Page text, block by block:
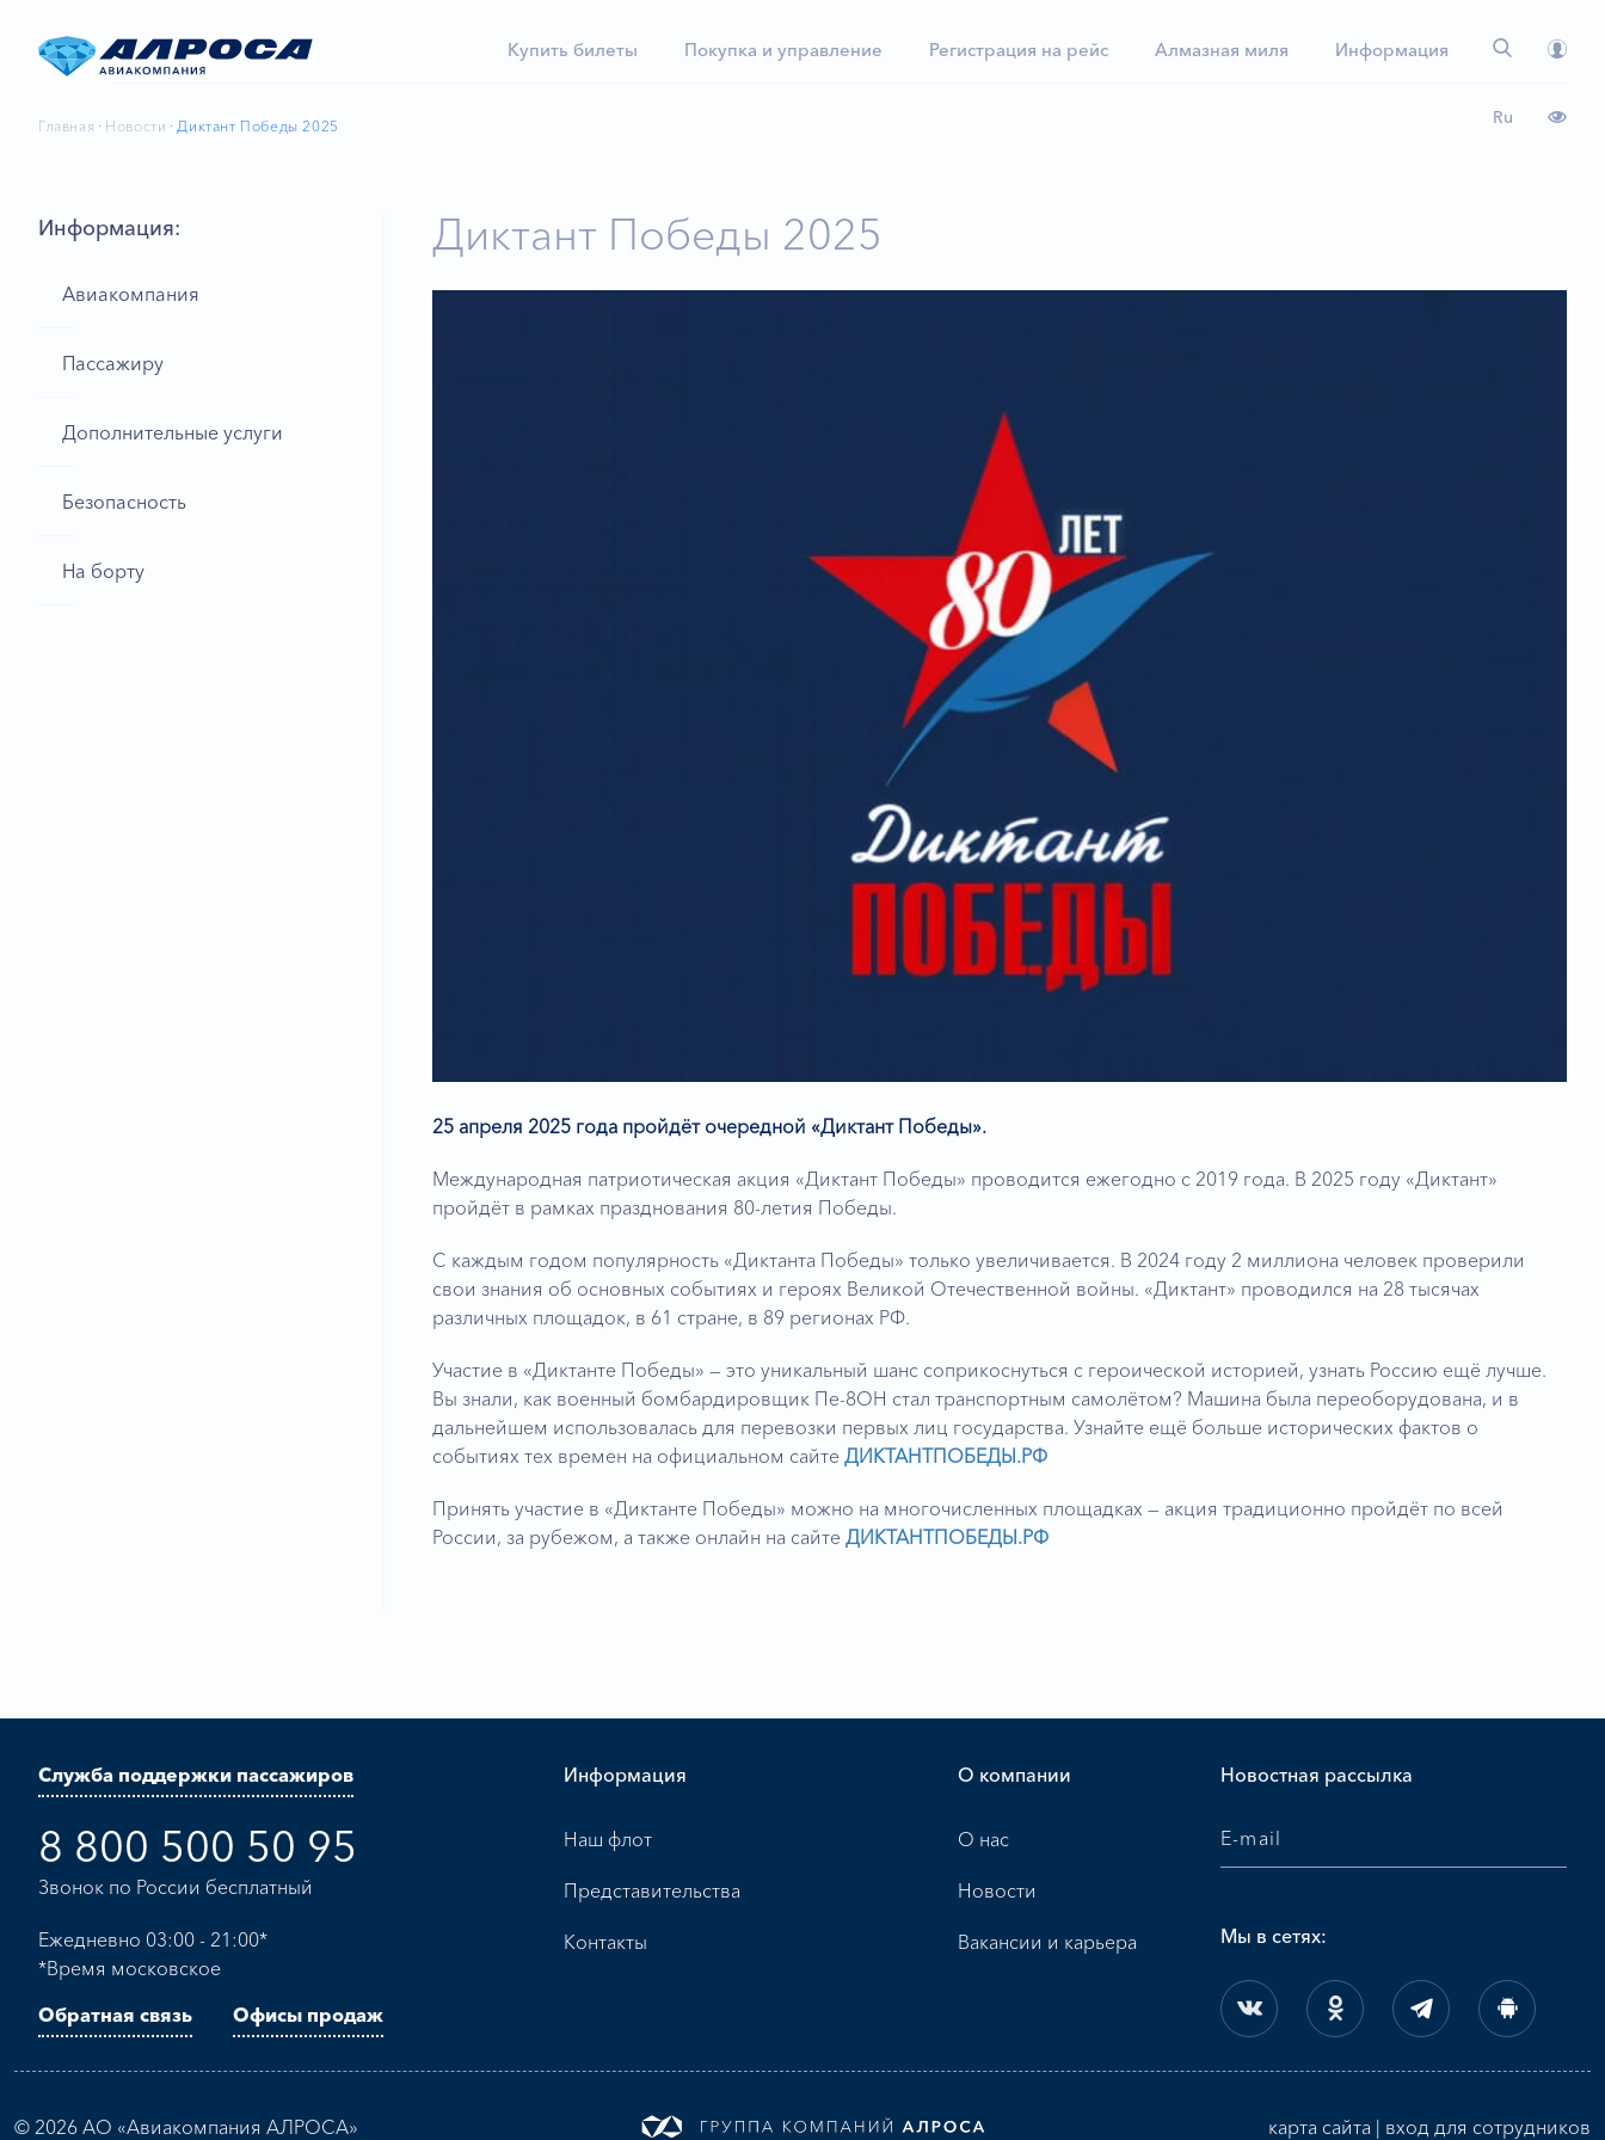
Купить билеты Покупка и управление Регистрация на рейс Алмазная миля Информация
Ru
Главная Новости Диктант Победы 2025
Информация:
Авиакомпания
Пассажиру
Дополнительные услуги
Безопасность
На борту
Диктант Победы 2025
25 апреля 2025 года пройдёт очередной «Диктант Победы».
Международная патриотическая акция «Диктант Победы» проводится ежегодно с 2019 года. В 2025 году «Диктант»
пройдёт в рамках празднования 80-летия Победы.
С каждым годом популярность «Диктанта Победы» только увеличивается. В 2024 году 2 миллиона человек проверили
свои знания об основных событиях и героях Великой Отечественной войны. «Диктант» проводился на 28 тысячах
различных площадок, в 61 стране, в 89 регионах РФ.
Участие в «Диктанте Победы» — это уникальный шанс соприкоснуться с героической историей, узнать Россию ещё лучше.
Вы знали, как военный бомбардировщик Пе-8ОН стал транспортным самолётом? Машина была переоборудована, и в
дальнейшем использовалась для перевозки первых лиц государства. Узнайте ещё больше исторических фактов о
событиях тех времен на официальном сайте ДИКТАНТПОБЕДЫ.РФ
Принять участие в «Диктанте Победы» можно на многочисленных площадках — акция традиционно пройдёт по всей
России, за рубежом, а также онлайн на сайте ДИКТАНТПОБЕДЫ.РФ
Служба поддержки пассажиров
8 800 500 50 95
Звонок по России бесплатный
Ежедневно 03:00 - 21:00*
*Время московское
Обратная связь
Офисы продаж
Информация
Наш флот
Представительства
Контакты
О компании
О нас
Новости
Вакансии и карьера
Новостная рассылка
Мы в сетях:
© 2026 АО «Авиакомпания АЛРОСА» карта сайта | вход для сотрудников